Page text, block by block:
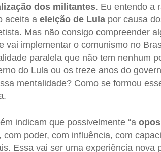
dos militantes. Eu entendo a
aceita a eleição de Lulapor causa
Mas não consigo compreender
vai implementar o comunismo no
paralela que não tem nenhum
do Lula ou os treze anos do
mentalidade? Como se formou
indicam que possivelmente “a
poder, com influência, com
Essa vai ser uma experiência nova